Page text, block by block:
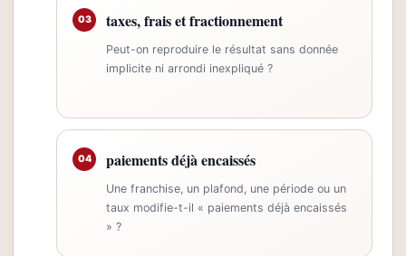
03 taxes, frais et fractionnement
Peut-on reproduire le résultat sans donnée
implicite ni arrondi inexpliqué ?
04 paiements déjà encaissés
Une franchise, un plafond, une période ou un
taux modifie-t-il « paiements déjà encaissés
» ?